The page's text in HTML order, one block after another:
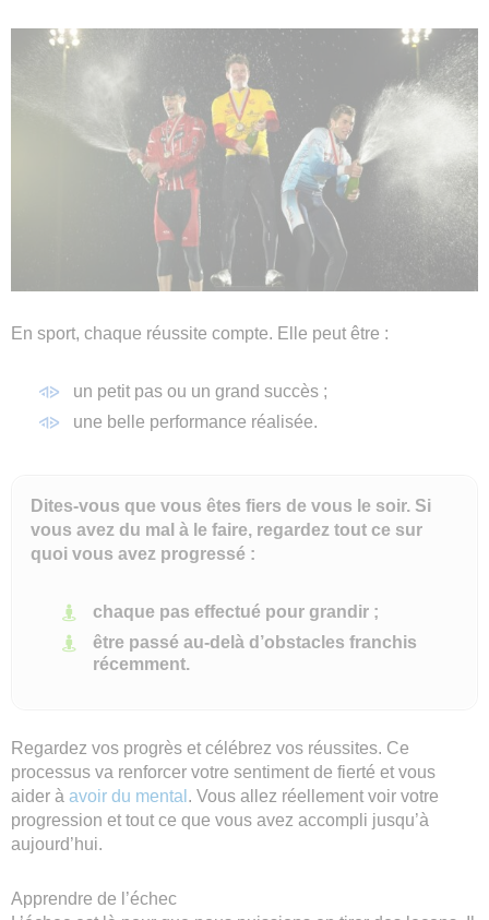
En sport, chaque réussite compte. Elle peut être :
un petit pas ou un grand succès ;
une belle performance réalisée.
Dites-vous que vous êtes fiers de vous le soir. Si
vous avez du mal à le faire, regardez tout ce sur
quoi vous avez progressé :
chaque pas effectué pour grandir ;
être passé au-delà d’obstacles franchis
récemment.
Regardez vos progrès et célébrez vos réussites. Ce
processus va renforcer votre sentiment de fierté et vous
aider à avoir du mental . Vous allez réellement voir votre
progression et tout ce que vous avez accompli jusqu’à
aujourd’hui.
Apprendre de l’échec